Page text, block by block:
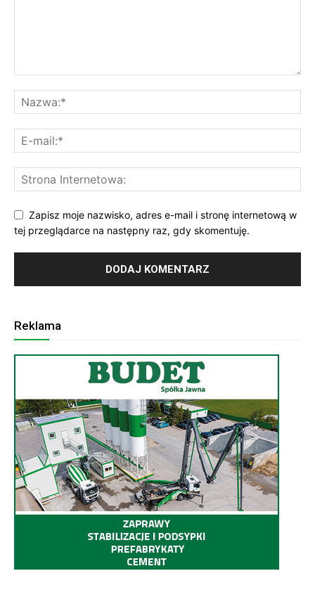
Zapisz moje nazwisko, adres e-mail i stronę internetową w
tej przeglądarce na następny raz, gdy skomentuję.
Reklama